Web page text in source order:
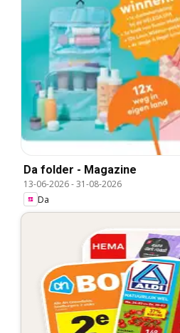
Da folder - Magazine
13-06-2026-31-08-2026
Da